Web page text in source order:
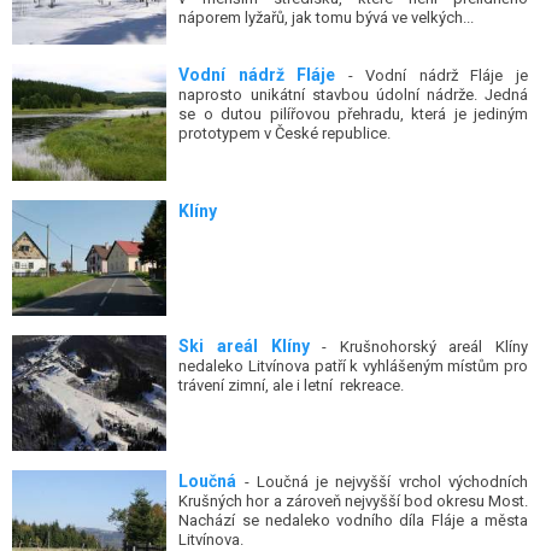
náporem lyžařů, jak tomu bývá ve velkých...
Vodní nádrž Fláje - Vodní nádrž Fláje je
naprosto unikátní stavbou údolní nádrže. Jedná
se o dutou pilířovou přehradu, která je jediným
prototypem v České republice.
Klíny
Ski areál Klíny- Krušnohorský areál Klíny
nedaleko Litvínova patří k vyhlášeným místům pro
trávení zimní, ale i letní rekreace.
Loučná - Loučná je nejvyšší vrchol východních
Krušných hor a zároveň nejvyšší bod okresu Most.
Nachází se nedaleko vodního díla Fláje a města
Litvínova.